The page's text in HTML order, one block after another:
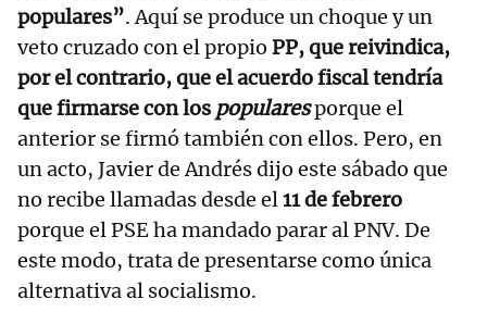
populares”. Aquí se produce un choque y un
veto cruzado con el propio PP, que reivindica,
por el contrario, que el acuerdo fiscal tendría
que firmarse con los popularesporque el
anterior se firmó también con ellos. Pero, en
un acto, Javier de Andrés dijo este sábado que
no recibe llamadas desde el11 de febrero
porque el PSE ha mandado parar al PNV. De
este modo, trata de presentarse como única
alternativa al socialismo.